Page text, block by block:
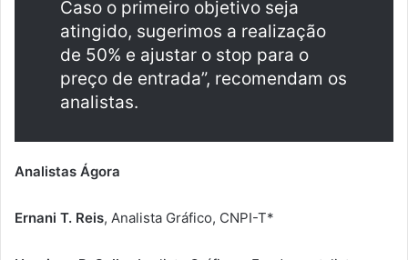
Caso o primeiro objetivo seja
atingido, sugerimos a realização
de 50% e ajustar o stop para o
preço de entrada”, recomendam os
analistas.
Analistas Ágora
Ernani T. Reis, Analista Gráfico, CNPI-T*